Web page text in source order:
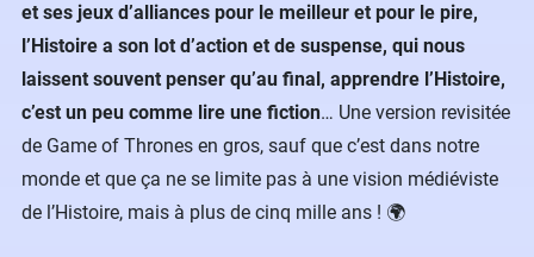
et ses jeux d’alliances pour le meilleur et pour le pire,
l’Histoire a son lot d’action et de suspense, qui nous
laissent souvent penser qu’au final, apprendre l’Histoire,
c’est un peu comme lire une fiction… Une version revisitée
de Game of Thrones en gros, sauf que c’est dans notre
monde et que ça ne se limite pas à une vision médiéviste
de l’Histoire, mais à plus de cinq mille ans ! 🌍